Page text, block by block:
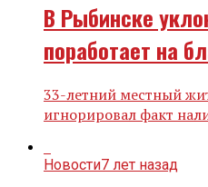
В Рыбинске
поработает на
33-летний местный
игнорировал факт
Новости7 лет назад